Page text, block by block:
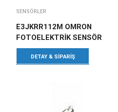
SENSÖRLER
E3JKRR112M OMRON
FOTOELEKTRİK SENSÖR
DETAY & SIPARIŞ